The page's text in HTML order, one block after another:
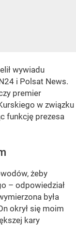
wywiadu
i Polsat News.
premier
w związku
funkcję prezesa
żeby
– odpowiedział
była
okrył się moim
kary